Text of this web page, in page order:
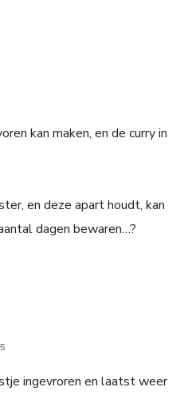
kan maken, en de curry in
en deze apart houdt, kan
dagen bewaren…?
ingevroren en laatst weer